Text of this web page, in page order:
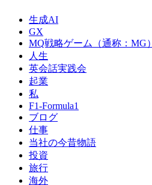
生成AI
GX
MQ戦略ゲーム（通称：MG）
人生
英会話実践会
起業
私
F1-Formula1
ブログ
仕事
当社の今昔物語
投資
旅行
海外